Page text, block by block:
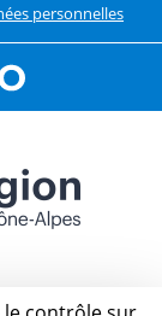
personnelles